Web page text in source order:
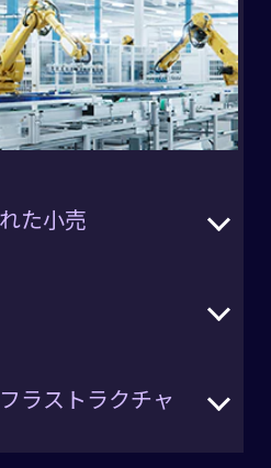
た小売
ソナライズし、体験を改
とりに合わせた体験と
で提供する支援をしま
ーとAIを統合し、エネル
ラストラクチャ